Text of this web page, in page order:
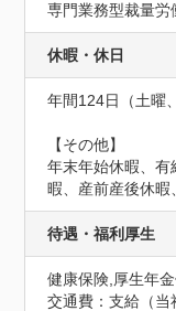
専門業務型裁量労
休暇・休日
年間124日（土曜
【その他】
年末年始休暇、
暇、産前産後休
待遇・福利厚生
健康保険,厚生年
交通費：支給（当